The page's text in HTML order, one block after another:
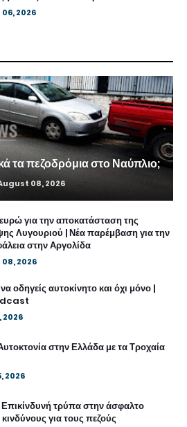
2026
τα πεζοδρόμια στο Ναύπλιο;
08, 2026
για την αποκατάσταση της
Λυγουριού | Νέα παρέμβαση για την
στην Αργολίδα
2026
οδηγείς αυτοκίνητο και όχι μόνο |
2026
στην Ελλάδα με τα Τροχαία
2026
τρύπα στην άσφαλτο
κινδύνους για τους πεζούς